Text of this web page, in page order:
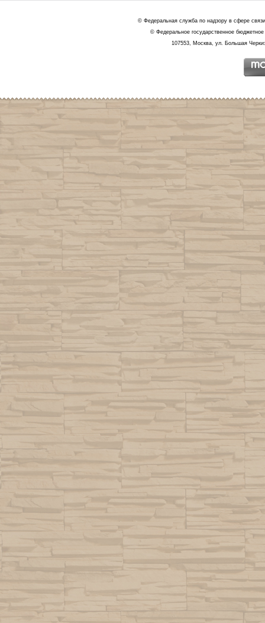
© Федеральная служба по надзору в сфере
© Федеральное государственное
107553, Москва, ул. Большая